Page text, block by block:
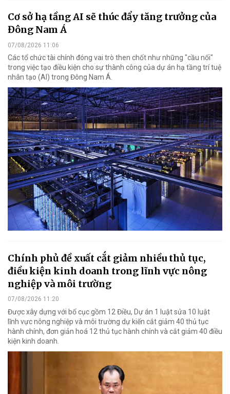
Cơ sở hạ tầng AI sẽ thúc đẩy tăng trưởng của
Đông Nam Á
07/08/2026 11:06
Các tổ chức tài chính đóng vai trò then chốt như những "cầu nối"
trong việc tạo điều kiện cho sự thành công của dự án hạ tầng trí tuệ
nhân tạo (AI) trong Đông Nam Á.
Chính phủ đề xuất cắt giảm nhiều thủ tục,
điều kiện kinh doanh trong lĩnh vực nông
nghiệp và môi trường
07/08/2026 11:20
Được xây dựng với bố cục gồm 12 Điều, Dự án 1 luật sửa 10 luật
lĩnh vực nông nghiệp và môi trường dự kiến cắt giảm 40 thủ tục
hành chính, đơn giản hoá 12 thủ tục hành chính và cắt giảm 40 điều
kiện kinh doanh.